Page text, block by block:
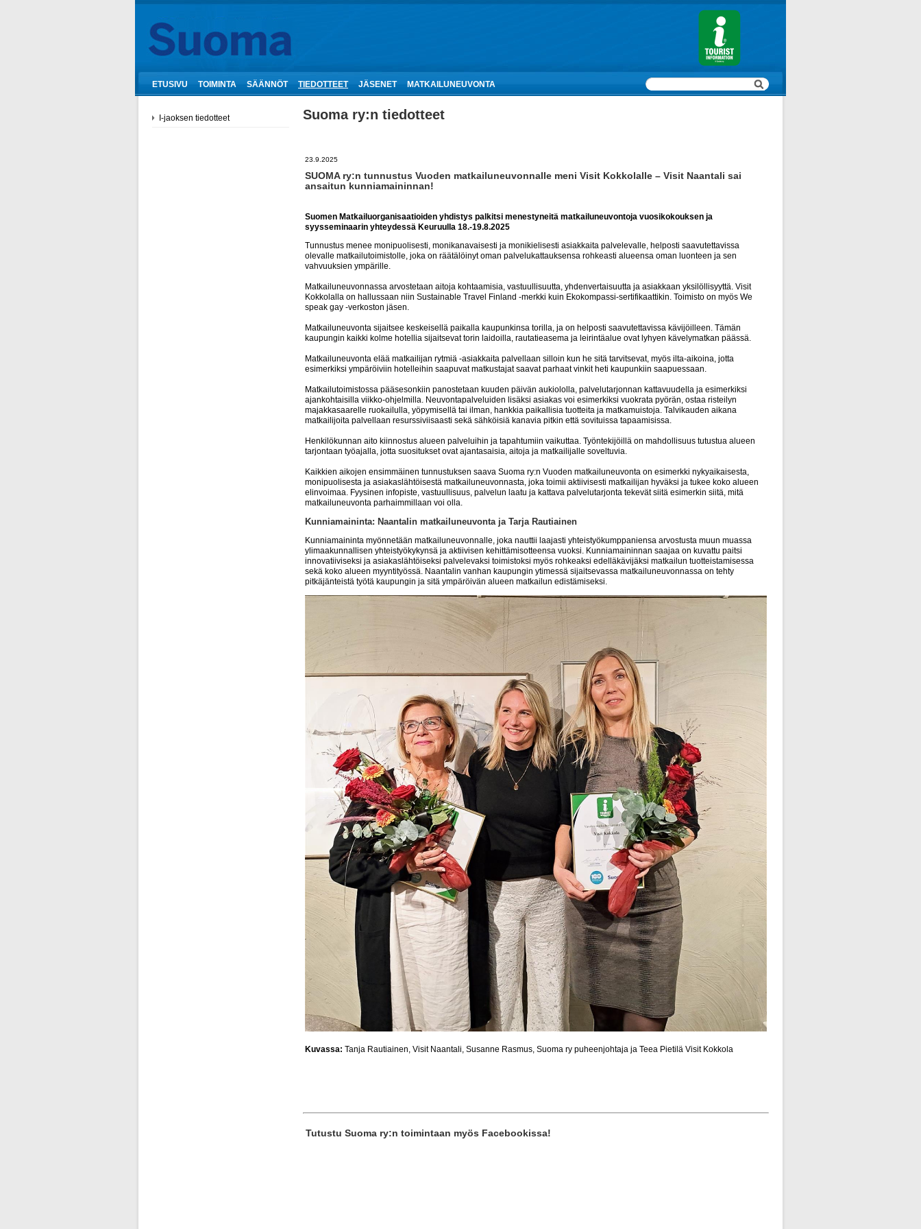
ETUSIVU TOIMINTA SÄÄNNÖT TIEDOTTEET JÄSENET MATKAILUNEUVONTA
I-jaoksen tiedotteet Suoma ry:n tiedotteet
23.9.2025
SUOMA ry:n tunnustus Vuoden matkailuneuvonnalle meni Visit Kokkolalle – Visit Naantali sai
ansaitun kunniamaininnan!
Suomen Matkailuorganisaatioiden yhdistys palkitsi menestyneitä matkailuneuvontoja vuosikokouksen ja
syysseminaarin yhteydessä Keuruulla 18.-19.8.2025
Tunnustus menee monipuolisesti, monikanavaisesti ja monikielisesti asiakkaita palvelevalle, helposti saavutettavissa
olevalle matkailutoimistolle, joka on räätälöinyt oman palvelukattauksensa rohkeasti alueensa oman luonteen ja sen
vahvuuksien ympärille.
Matkailuneuvonnassa arvostetaan aitoja kohtaamisia, vastuullisuutta, yhdenvertaisuutta ja asiakkaan yksilöllisyyttä. Visit
Kokkolalla on hallussaan niin Sustainable Travel Finland -merkki kuin Ekokompassi-sertifikaattikin. Toimisto on myös We
speak gay -verkoston jäsen.
Matkailuneuvonta sijaitsee keskeisellä paikalla kaupunkinsa torilla, ja on helposti saavutettavissa kävijöilleen. Tämän
kaupungin kaikki kolme hotellia sijaitsevat torin laidoilla, rautatieasema ja leirintäalue ovat lyhyen kävelymatkan päässä.
Matkailuneuvonta elää matkailijan rytmiä -asiakkaita palvellaan silloin kun he sitä tarvitsevat, myös ilta-aikoina, jotta
esimerkiksi ympäröiviin hotelleihin saapuvat matkustajat saavat parhaat vinkit heti kaupunkiin saapuessaan.
Matkailutoimistossa pääsesonkiin panostetaan kuuden päivän aukiololla, palvelutarjonnan kattavuudella ja esimerkiksi
ajankohtaisilla viikko-ohjelmilla. Neuvontapalveluiden lisäksi asiakas voi esimerkiksi vuokrata pyörän, ostaa risteilyn
majakkasaarelle ruokailulla, yöpymisellä tai ilman, hankkia paikallisia tuotteita ja matkamuistoja. Talvikauden aikana
matkailijoita palvellaan resurssiviisaasti sekä sähköisiä kanavia pitkin että sovituissa tapaamisissa.
Henkilökunnan aito kiinnostus alueen palveluihin ja tapahtumiin vaikuttaa. Työntekijöillä on mahdollisuus tutustua alueen
tarjontaan työajalla, jotta suositukset ovat ajantasaisia, aitoja ja matkailijalle soveltuvia.
Kaikkien aikojen ensimmäinen tunnustuksen saava Suoma ry:n Vuoden matkailuneuvonta on esimerkki nykyaikaisesta,
monipuolisesta ja asiakaslähtöisestä matkailuneuvonnasta, joka toimii aktiivisesti matkailijan hyväksi ja tukee koko alueen
elinvoimaa. Fyysinen infopiste, vastuullisuus, palvelun laatu ja kattava palvelutarjonta tekevät siitä esimerkin siitä, mitä
matkailuneuvonta parhaimmillaan voi olla.
Kunniamaininta: Naantalin matkailuneuvonta ja Tarja Rautiainen
Kunniamaininta myönnetään matkailuneuvonnalle, joka nauttii laajasti yhteistyökumppaniensa arvostusta muun muassa
ylimaakunnallisen yhteistyökykynsä ja aktiivisen kehittämisotteensa vuoksi. Kunniamaininnan saajaa on kuvattu paitsi
innovatiiviseksi ja asiakaslähtöiseksi palvelevaksi toimistoksi myös rohkeaksi edelläkävijäksi matkailun tuotteistamisessa
sekä koko alueen myyntityössä. Naantalin vanhan kaupungin ytimessä sijaitsevassa matkailuneuvonnassa on tehty
pitkäjänteistä työtä kaupungin ja sitä ympäröivän alueen matkailun edistämiseksi.
Kuvassa: Tanja Rautiainen, Visit Naantali, Susanne Rasmus, Suoma ry puheenjohtaja ja Teea Pietilä Visit Kokkola
Tutustu Suoma ry:n toimintaan myös Facebookissa!